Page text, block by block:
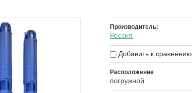
Производитель:
Россия
Добавить к сравнению
Расположение
погружной